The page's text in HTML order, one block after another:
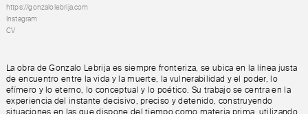
https://gonzalolebrija.com
Instagram
CV
La obra de Gonzalo Lebrija es siempre fronteriza, se ubica en la línea justa
de encuentro entre la vida y la muerte, la vulnerabilidad y el poder, lo
efímero y lo eterno, lo conceptual y lo poético. Su trabajo se centra en la
experiencia del instante decisivo, preciso y detenido, construyendo
situaciones en las que dispone del tiempo como materia prima, utilizando